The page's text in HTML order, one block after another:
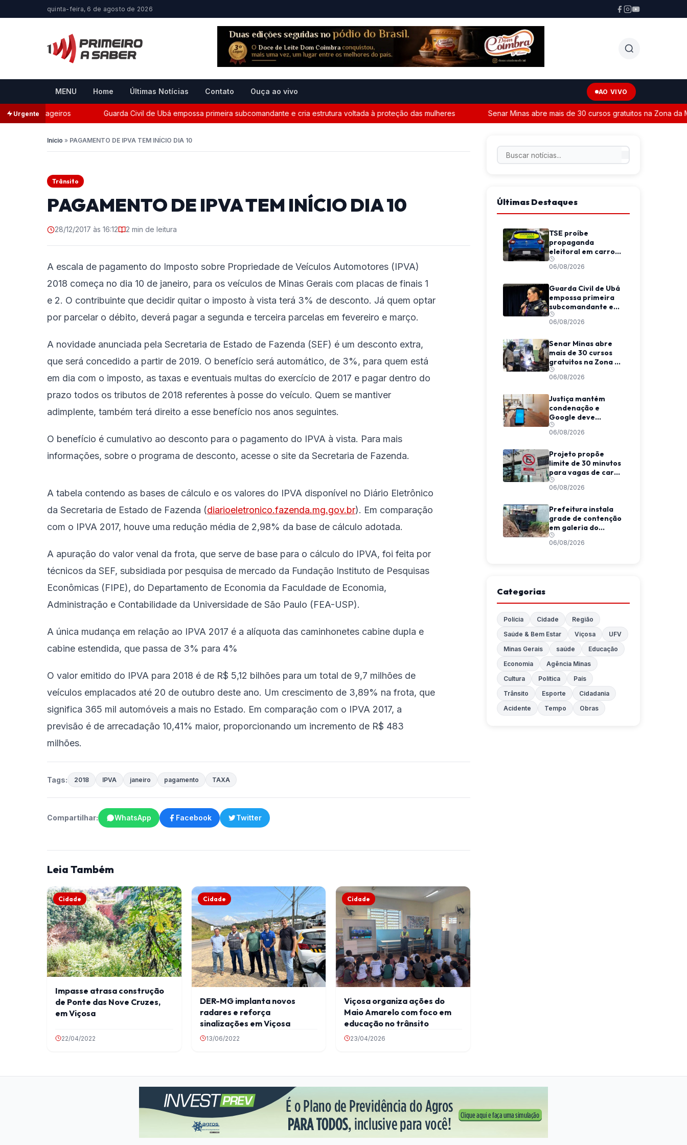
quinta-feira, 6 de agosto de 2026
MENU Home Últimas Notícias Contato Ouça ao vivo AO VIVO
Urgente
de passageiros Guarda Civil de Ubá empossa primeira subcomandante e cria estrutura voltada à proteção das mulheres Senar Minas abre mais de 30 cursos gratuitos na Zona da
Início » PAGAMENTO DE IPVA TEM INÍCIO DIA 10
Trânsito
PAGAMENTO DE IPVA TEM INÍCIO DIA 10
28/12/2017 às 16:12 2 min de leitura
A escala de pagamento do Imposto sobre Propriedade de Veículos Automotores (IPVA)
2018 começa no dia 10 de janeiro, para os veículos de Minas Gerais com placas de finais 1
e 2. O contribuinte que decidir quitar o imposto à vista terá 3% de desconto. Já quem optar
por parcelar o débito, deverá pagar a segunda e terceira parcelas em fevereiro e março.
A novidade anunciada pela Secretaria de Estado de Fazenda (SEF) é um desconto extra,
que será concedido a partir de 2019. O benefício será automático, de 3%, para quem está
em dia com o imposto, as taxas e eventuais multas do exercício de 2017 e pagar dentro do
prazo todos os tributos de 2018 referentes à posse do veículo. Quem se mantiver
adimplente, também terá direito a esse benefício nos anos seguintes.
O benefício é cumulativo ao desconto para o pagamento do IPVA à vista. Para mais
informações, sobre o programa de desconto, acesse o site da Secretaria de Fazenda.
A tabela contendo as bases de cálculo e os valores do IPVA disponível no Diário Eletrônico
da Secretaria de Estado de Fazenda (diarioeletronico.fazenda.mg.gov.br). Em comparação
com o IPVA 2017, houve uma redução média de 2,98% da base de cálculo adotada.
A apuração do valor venal da frota, que serve de base para o cálculo do IPVA, foi feita por
técnicos da SEF, subsidiada por pesquisa de mercado da Fundação Instituto de Pesquisas
Econômicas (FIPE), do Departamento de Economia da Faculdade de Economia,
Administração e Contabilidade da Universidade de São Paulo (FEA-USP).
A única mudança em relação ao IPVA 2017 é a alíquota das caminhonetes cabine dupla e
cabine estendida, que passa de 3% para 4%
O valor emitido do IPVA para 2018 é de R$ 5,12 bilhões para um total de 9,7 milhões de
veículos emplacados até 20 de outubro deste ano. Um crescimento de 3,89% na frota, que
significa 365 mil automóveis a mais no Estado. Em comparação com o IPVA 2017, a
previsão é de arrecadação 10,41% maior, proporcionando um incremento de R$ 483
milhões.
Tags: 2018 IPVA janeiro pagamento TAXA
Compartilhar: WhatsApp Facebook Twitter
Leia Também
Cidade
Impasse atrasa construção
de Ponte das Nove Cruzes,
em Viçosa
22/04/2022
Cidade
DER-MG implanta novos
radares e reforça
sinalizações em Viçosa
13/06/2022
Cidade
Viçosa organiza ações do
Maio Amarelo com foco em
educação no trânsito
23/04/2026
Últimas Destaques
TSE proíbe
propaganda
eleitoral em carros
de aplicativo
durante transporte
06/08/2026
Guarda Civil de Ubá
empossa primeira
subcomandante e
cria estrutura
voltada à proteção
06/08/2026
Senar Minas abre
mais de 30 cursos
gratuitos na Zona da
Mata e Caparaó
06/08/2026
Justiça mantém
condenação e
Google deve
indenizar usuário
por invasão de e-
06/08/2026
Projeto propõe
limite de 30 minutos
para vagas de carga
e descarga em
Viçosa
06/08/2026
Prefeitura instala
grade de contenção
em galeria do
Córrego da
Conceição
06/08/2026
Categorias
Polícia Cidade
Região
Saúde & Bem Estar
Viçosa
UFV
Minas Gerais
saúde
Educação
Economia
Agência Minas
Cultura
Política
País
Trânsito
Esporte
Cidadania
Acidente
Tempo Obras